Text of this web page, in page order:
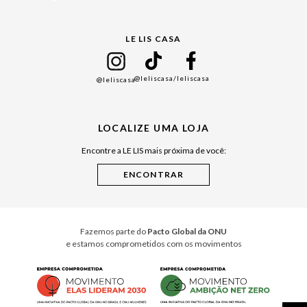
Cuidados Casa
LE LIS CASA
@leliscasa@leliscasa/leliscasa
LOCALIZE UMA LOJA
Encontre a LE LIS mais próxima de você:
Fazemos parte do Pacto Global da ONU
e estamos comprometidos com os movimentos